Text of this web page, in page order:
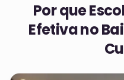
Por que
Efetiva no